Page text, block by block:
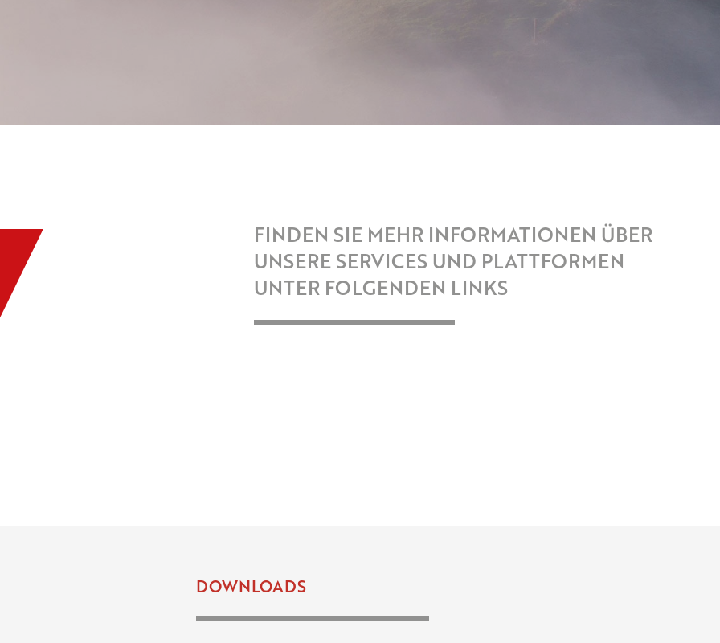
FINDEN SIE MEHR INFORMATIONEN ÜBER
UNSERE SERVICES UND PLATTFORMEN
UNTER FOLGENDEN LINKS
DOWNLOADS